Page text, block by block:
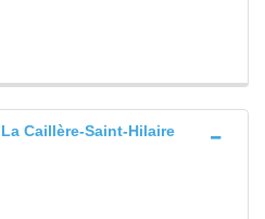
La Caillère-Saint-Hilaire